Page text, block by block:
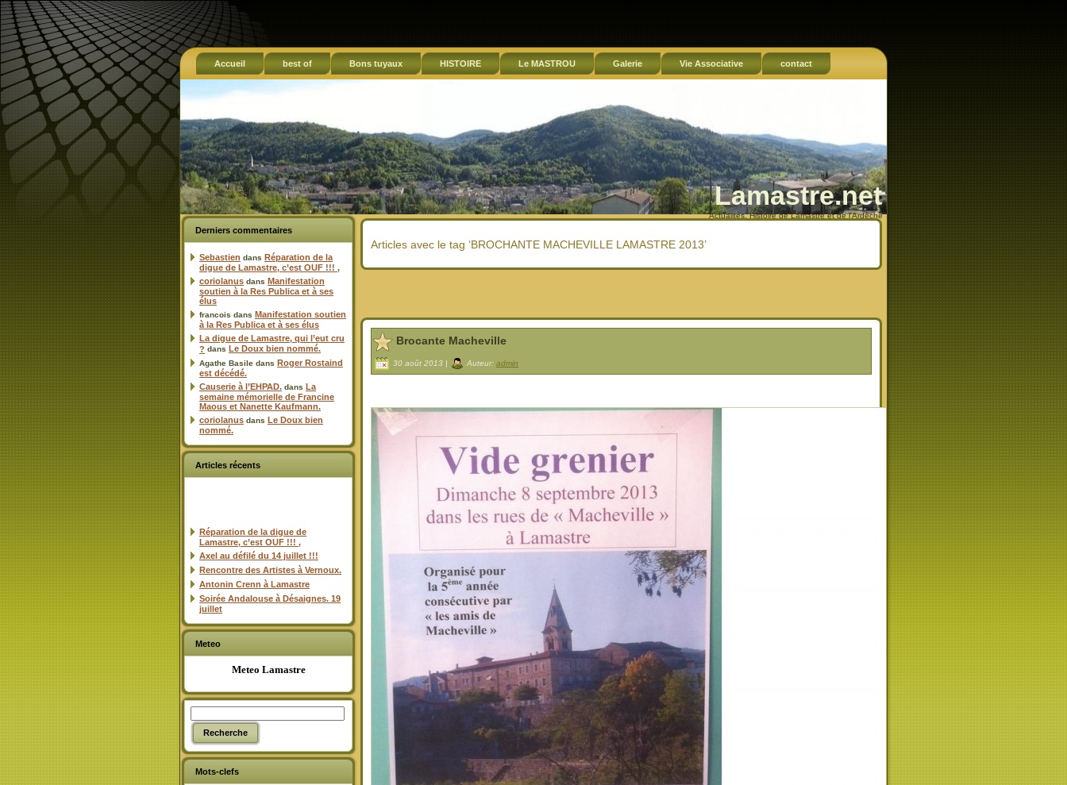
Accueil best of Bons tuyaux HISTOIRE Le MASTROU Galerie Vie Associative contact
Lamastre.net
Actualités, Histoire de Lamastre et de l'Ardèche
Derniers commentaires
Sebastien dans Réparation de la
digue de Lamastre, c’est OUF !!! ,
coriolanus dans Manifestation
soutien à la Res Publica et à ses
élus
francois dans Manifestation soutien
à la Res Publica et à ses élus
La digue de Lamastre, qui l’eut cru
? dans Le Doux bien nommé.
Agathe Basile dans Roger Rostaind
est décédé.
Causerie à l’EHPAD. dans La
semaine mémorielle de Francine
Maous et Nanette Kaufmann.
coriolanus dans Le Doux bien
nommé.
Articles récents
Réparation de la digue de
Lamastre, c’est OUF !!! ,
Axel au défilé du 14 juillet !!!
Rencontre des Artistes à Vernoux.
Antonin Crenn à Lamastre
Soirée Andalouse à Désaignes. 19
juillet
Meteo
Meteo Lamastre
Mots-clefs
Articles avec le tag ‘BROCHANTE MACHEVILLE LAMASTRE 2013’
Brocante Macheville
30 août 2013 | Auteur: admin